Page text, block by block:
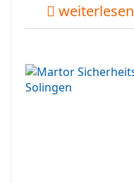
weiterlesen